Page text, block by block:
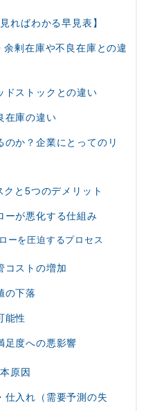
ればわかる早見表】
剰在庫や不良在庫との違
ドストックとの違い
在庫の違い
か？企業にとってのリ
と5つのデメリット
ーが悪化する仕組み
ーを圧迫するプロセス
コストの増加
の下落
能性
足度への悪影響
原因
仕入れ（需要予測の失